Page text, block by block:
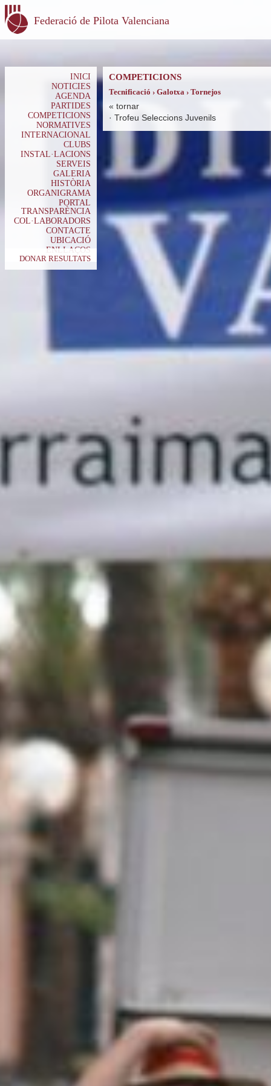
Federació de Pilota Valenciana
INICI
NOTICIES
AGENDA
PARTIDES
COMPETICIONS
NORMATIVES
INTERNACIONAL
CLUBS
INSTAL·LACIONS
SERVEIS
GALERIA
HISTÒRIA
ORGANIGRAMA
PORTAL
TRANSPARÈNCIA
COL·LABORADORS
CONTACTE
UBICACIÓ
ENLLAÇOS
DONAR RESULTATS
COMPETICIONS
Tecnificació › Galotxa › Tornejos
« tornar
· Trofeu Seleccions Juvenils